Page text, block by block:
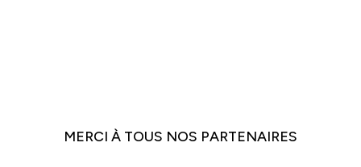
MERCI À TOUS NOS PARTENAIRES